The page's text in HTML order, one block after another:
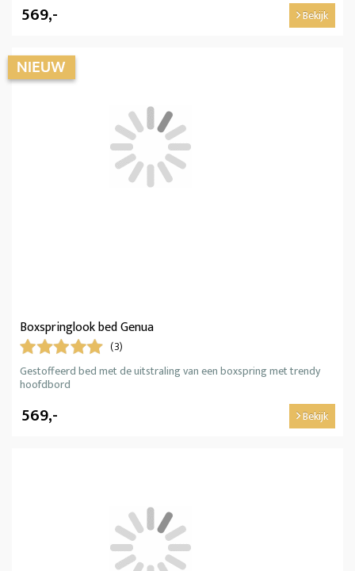
569,- Bekijk
Boxspringlook bed Genua
(3)
Gestoffeerd bed met de uitstraling van een boxspring met trendy
hoofdbord
569,- Bekijk